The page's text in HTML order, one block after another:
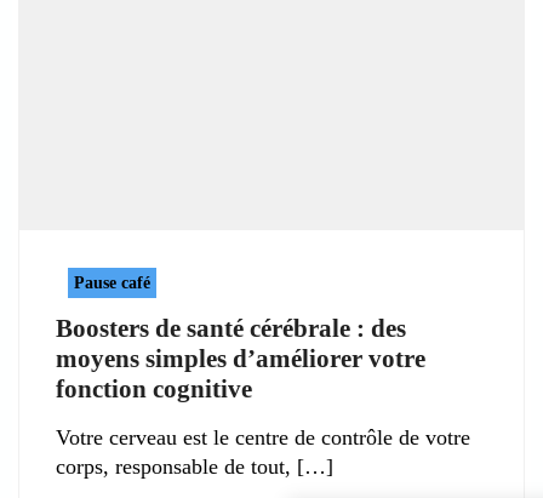
Pause café
Boosters de santé cérébrale : des
moyens simples d’améliorer votre
fonction cognitive
Votre cerveau est le centre de contrôle de votre
corps, responsable de tout,